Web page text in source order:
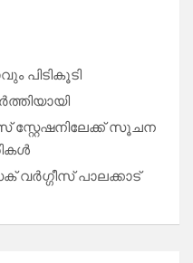
പിടികൂടി
സ്റ്റേഷനിലേക്ക് സൂചന
പാലക്കാട്